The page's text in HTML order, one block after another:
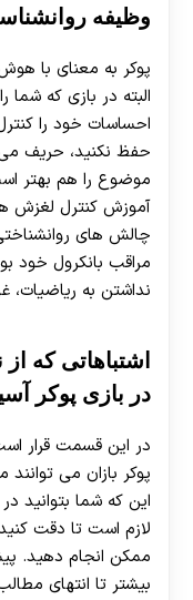
وظیفه
پوکر به معنای با
البته در بازی که شما
احساسات خود را
حفظ نکنید، حریف
موضوع را هم بهتر
آموزش كنترل لغزش
مراقب بانكرول خود
نداشتن به ریاضیات،
اشتباهاتی که
در بازی پوکر
در این قسمت قرار
پوکر بازان می
این که شما بتوانید
لازم است تا دقت
ممکن انجام دهید.
بیشتر تا انتهای